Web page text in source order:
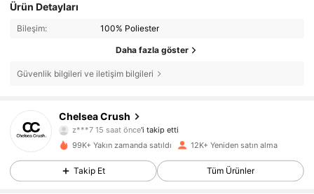
Ürün Detayları
Bileşim: 100% Poliester
Daha fazla göster
Güvenlik bilgileri ve iletişim bilgileri
Chelsea Crush
z***7 15 saat önce
s***1göz atıyor
4,83
11K Takipçiler
4,83
99K+ Yakın zamanda satıldı 12K+ Yeniden satın alma
Takip Et Tüm Ürünler